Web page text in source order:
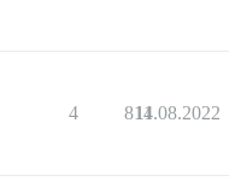
4 814
11.08.2022